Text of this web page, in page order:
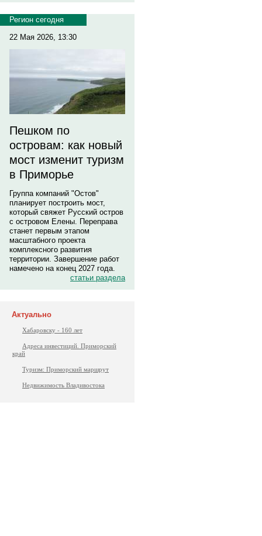
Регион сегодня
22 Мая 2026, 13:30
Пешком по
островам: как новый
мост изменит туризм
в Приморье
Группа компаний "Остов"
планирует построить мост,
который свяжет Русский остров
с островом Елены. Переправа
станет первым этапом
масштабного проекта
комплексного развития
территории. Завершение работ
намечено на конец 2027 года.
статьи раздела
Актуально
Хабаровску - 160 лет
Адреса инвестиций. Приморский
край
Туризм: Приморский маршрут
Недвижимость Владивостока